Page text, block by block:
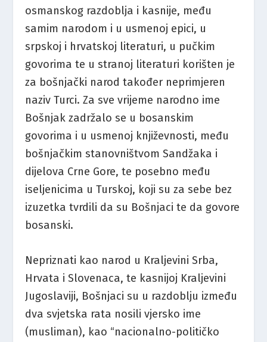
osmanskog razdoblja i kasnije, među
samim narodom i u usmenoj epici, u
srpskoj i hrvatskoj literaturi, u pučkim
govorima te u stranoj literaturi korišten je
za bošnjački narod također neprimjeren
naziv Turci. Za sve vrijeme narodno ime
Bošnjak zadržalo se u bosanskim
govorima i u usmenoj književnosti, među
bošnjačkim stanovništvom Sandžaka i
dijelova Crne Gore, te posebno među
iseljenicima u Turskoj, koji su za sebe bez
izuzetka tvrdili da su Bošnjaci te da govore
bosanski.
Nepriznati kao narod u Kraljevini Srba,
Hrvata i Slovenaca, te kasnijoj Kraljevini
Jugoslaviji, Bošnjaci su u razdoblju između
dva svjetska rata nosili vjersko ime
(musliman), kao “nacionalno-političko